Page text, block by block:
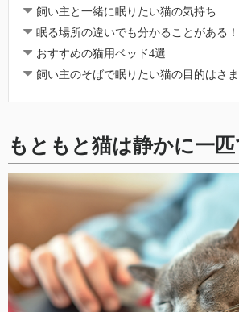
飼い主と一緒に眠りたい猫の気持ち
眠る場所の違いでも分かることがある！
おすすめの猫用ベッド4選
飼い主のそばで眠りたい猫の目的はさま
もともと猫は静かに一